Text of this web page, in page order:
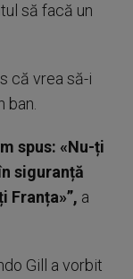
să facă un
că vrea să-i
spus: «Nu-ți
siguranță
Franța»”, a
Gill a vorbit